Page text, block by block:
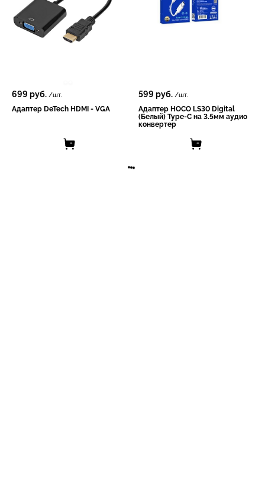
699 руб. /шт.
Адаптер DeTech HDMI - VGA
599 руб. /шт.
Адаптер HOCO LS30 Digital
(Белый) Type-C на 3.5мм аудио
конвертер